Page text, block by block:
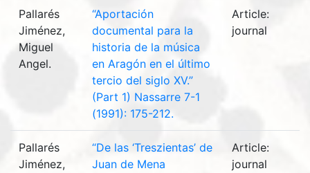
Pallarés
Jiménez,
Miguel
Angel.
“Aportación
documental para la
historia de la música
en Aragón en el último
tercio del siglo XV.”
(Part 1) Nassarre 7-1
(1991): 175-212.
Article:
journal
Pallarés
Jiménez,
“De las ‘Treszientas’ de
Juan de Mena
Article:
journal